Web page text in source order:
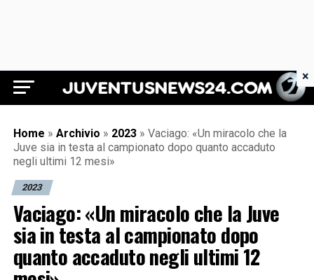
Juventus News 24
Home » Archivio » 2023 » Vaciago: «Un miracolo che la
Juve sia in testa al campionato dopo quanto accaduto
negli ultimi 12 mesi»
2023
Vaciago: «Un miracolo che la Juve
sia in testa al campionato dopo
quanto accaduto negli ultimi 12
×